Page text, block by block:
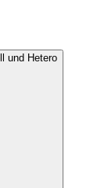
und Hetero